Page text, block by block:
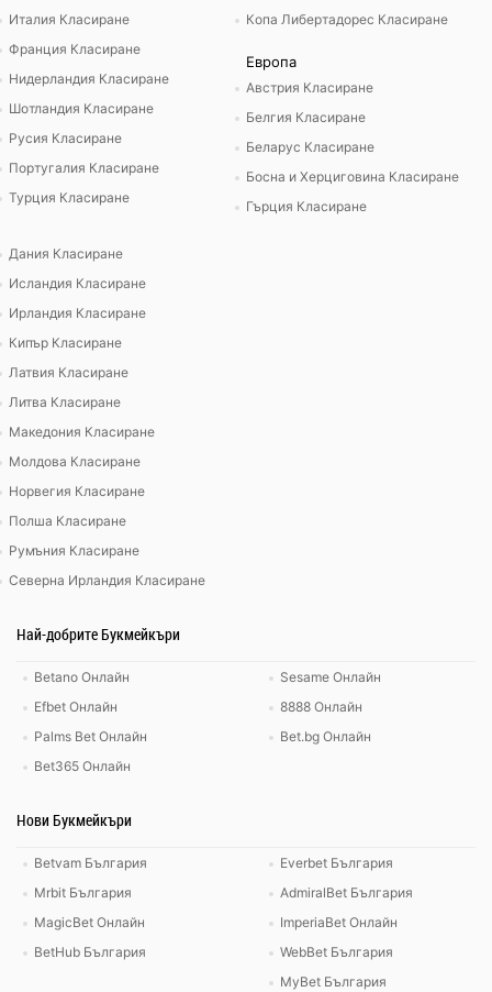
Италия Класиране
Франция Класиране
Нидерландия Класиране
Шотландия Класиране
Русия Класиране
Португалия Класиране
Турция Класиране
Копа Либертадорес Класиране
Европа
Австрия Класиране
Белгия Класиране
Беларус Класиране
Босна и Херциговина Класиране
Гърция Класиране
Дания Класиране
Исландия Класиране
Ирландия Класиране
Кипър Класиране
Латвия Класиране
Литва Класиране
Македония Класиране
Молдова Класиране
Норвегия Класиране
Полша Класиране
Румъния Класиране
Северна Ирландия Класиране
Най-добрите Букмейкъри
Betano Онлайн
Efbet Онлайн
Palms Bet Онлайн
Bet365 Онлайн
Sesame Онлайн
8888 Онлайн
Bet.bg Онлайн
Нови Букмейкъри
Betvam България
Mrbit България
MagicBet Онлайн
BetHub България
Everbet България
AdmiralBet България
ImperiaBet Онлайн
WebBet България
MyBet България